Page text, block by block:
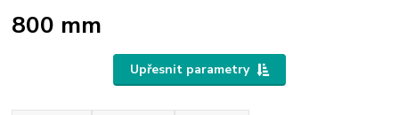
800 mm
Upřesnit parametry